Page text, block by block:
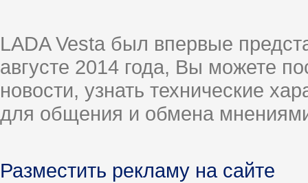
LADA Vesta был впервые
августе 2014 года, Вы можете
новости, узнать технические
для общения и обмена
Разместить рекламу на сайте